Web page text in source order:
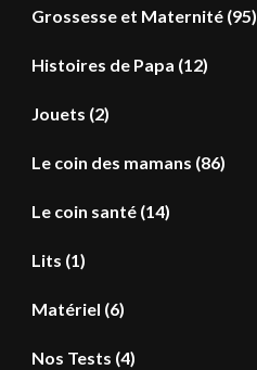
Grossesse et Maternité (95)
Histoires de Papa (12)
Jouets (2)
Le coin des mamans (86)
Le coin santé (14)
Lits (1)
Matériel (6)
Nos Tests (4)